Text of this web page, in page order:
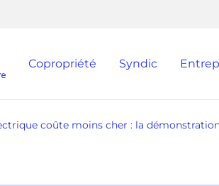
Copropriété Syndic
coûte moins cher : la